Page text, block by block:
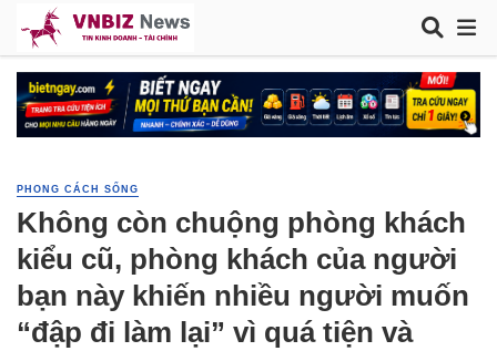
PHONG CÁCH SỐNG
Không còn chuộng phòng khách
kiểu cũ, phòng khách của người
bạn này khiến nhiều người muốn
“đập đi làm lại” vì quá tiện và